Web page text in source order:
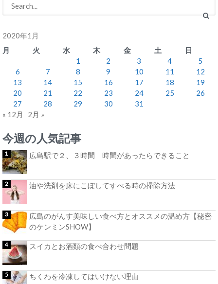
2020年1月
月
火 水 木 金 土
日
1
2 3 4
5
6
7 8 9 10 11
12
13
14 15 16 17 18
19
20
21 22 23 24 25
26
27
28 29 30
31
« 12月
2月 »
今週の人気記事
広島駅で２、３時間 時間があったらできること
油や洗剤を床にこぼしてすべる時の掃除方法
広島のがんす美味しい食べ方とオススメの温め方【秘密
のケンミンSHOW】
スイカとお酒類の食べ合わせ問題
ちくわを冷凍してはいけない理由